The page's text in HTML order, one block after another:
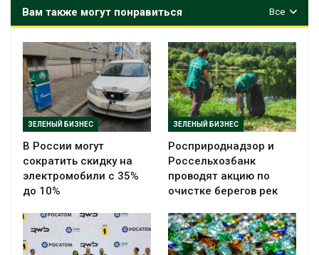
Все
Вам также могут понравиться
ЗЕЛЕНЫЙ БИЗНЕС
В России могут
сократить скидку на
электромобили с 35%
до 10%
ЗЕЛЕНЫЙ БИЗНЕС
Росприроднадзор и
Россельхозбанк
проводят акцию по
очистке берегов рек